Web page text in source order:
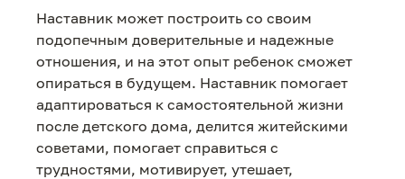
Наставник может построить со своим
подопечным доверительные и надежные
отношения, и на этот опыт ребенок сможет
опираться в будущем. Наставник помогает
адаптироваться к самостоятельной жизни
после детского дома, делится житейскими
советами, помогает справиться с
трудностями, мотивирует, утешает,